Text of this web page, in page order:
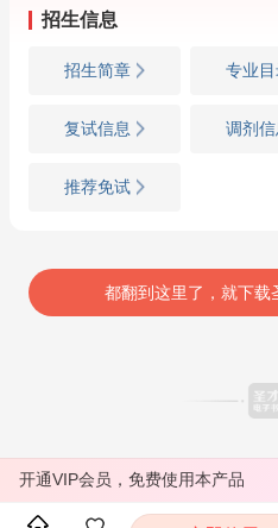
招生信息
招生简章 专业
复试信息 调剂信
推荐免试
都翻到这里了，就下载
开通VIP会员，免费使用本产品